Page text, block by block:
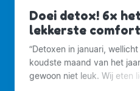
Doei detox! 6x
lekkerste
“Detoxen in januari,
koudste maand van het
gewoon niet leuk. Wij eten